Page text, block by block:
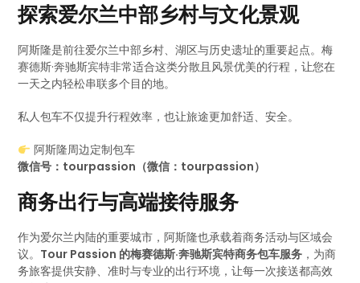
探索爱尔兰中部乡村与文化景观
阿斯隆是前往爱尔兰中部乡村、湖区与历史遗址的重要起点。梅
赛德斯·奔驰斯宾特非常适合这类分散且风景优美的行程，让您在
一天之内轻松串联多个目的地。
私人包车不仅提升行程效率，也让旅途更加舒适、安全。
阿斯隆周边定制包车
微信号：tourpassion（微信：tourpassion）
商务出行与高端接待服务
作为爱尔兰内陆的重要城市，阿斯隆也承载着商务活动与区域会
议。 Tour Passion 的梅赛德斯·奔驰斯宾特商务包车服务 ，为商
务旅客提供安静、准时与专业的出行环境，让每一次接送都高效